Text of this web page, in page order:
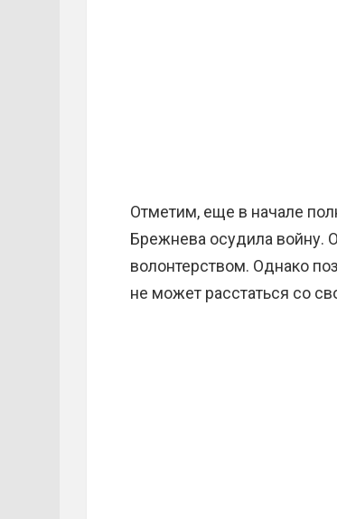
Отметим, еще в начале
Брежнева осудила войну.
волонтерством. Однако
не может расстаться со